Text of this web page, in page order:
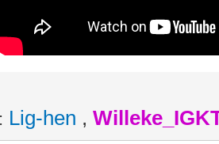
Lig-hen ,